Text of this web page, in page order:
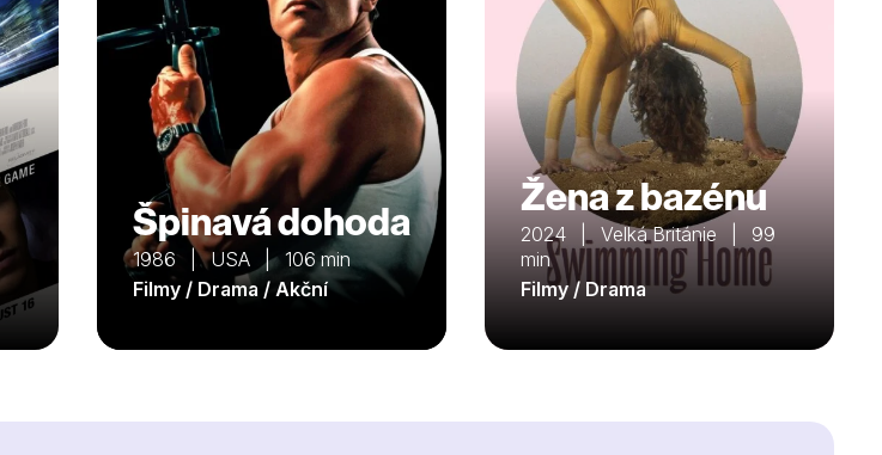
Špinavá dohoda
1986 | USA | 106 min
Filmy / Drama / Akční
Žena z bazénu
2024 | Velká Británie | 99
min
Filmy / Drama